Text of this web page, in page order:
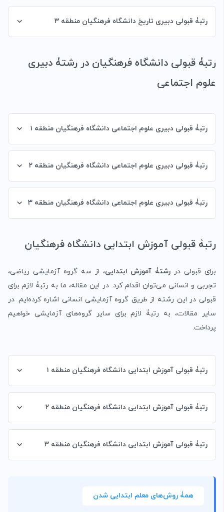
رتبۀ قبولی دبیری تاریخ دانشگاه فرهنگیان منطقه ۳
رتبۀ قبولی دانشگاه فرهنگیان در رشتۀ دبیری
علوم اجتماعی
رتبۀ قبولی دبیری علوم اجتماعی دانشگاه فرهنگیان منطقه ۱
رتبۀ قبولی دبیری علوم اجتماعی دانشگاه فرهنگیان منطقه ۲
رتبۀ قبولی دبیری علوم اجتماعی دانشگاه فرهنگیان منطقه ۳
رتبۀ قبولی آموزش ابتدایی دانشگاه فرهنگیان
برای قبولی در رشتۀ آموزش ابتدایی، از سه گروه آزمایشی ریاضی،
تجربی و انسانی می‌توان اقدام کرد. در این مقاله، ما به رتبۀ لازم برای
قبولی در این رشته از طریق گروه آزمایشی انسانی اشاره کرده‌ایم. در
سایر مقالات، به رتبۀ لازم برای سایر گروه‌های آزمایشی خواهیم
پرداخت.
رتبۀ قبولی آموزش ابتدایی دانشگاه فرهنگیان منطقه ۱
رتبۀ قبولی آموزش ابتدایی دانشگاه فرهنگیان منطقه ۲
رتبۀ قبولی آموزش ابتدایی دانشگاه فرهنگیان منطقه ۳
همۀ روش‌های معلم ابتدایی شدن